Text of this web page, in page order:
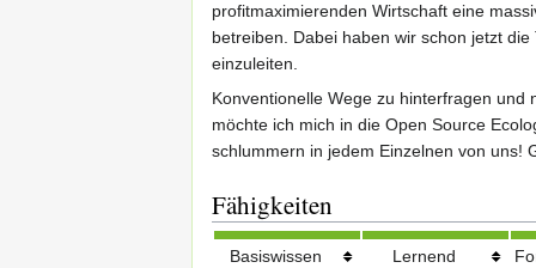
profitmaximierenden Wirtschaft eine
betreiben. Dabei haben wir schon jetzt
einzuleiten.
Konventionelle Wege zu hinterfragen
möchte ich mich in die Open Source
schlummern in jedem Einzelnen von uns!
Fähigkeiten
Basiswissen Lernend